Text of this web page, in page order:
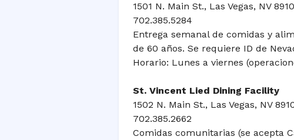
1501 N. Main St., Las Vegas, NV
702.385.5284
Entrega semanal de comidas y
de 60 años. Se requiere ID de
Horario: Lunes a viernes
St. Vincent Lied Dining Facility
1502 N. Main St., Las Vegas, NV
702.385.2662
Comidas comunitarias (se acepta